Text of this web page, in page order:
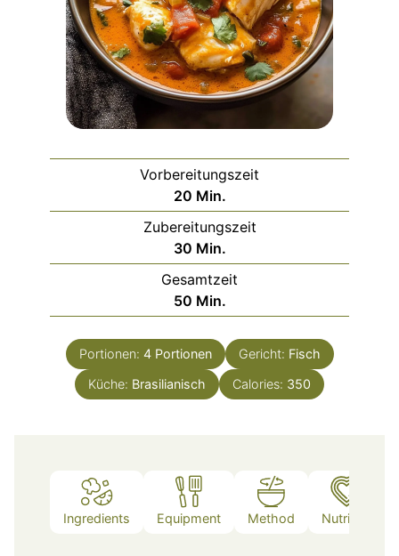
Vorbereitungszeit
20Minuten
Min.
Zubereitungszeit
30Minuten
Min.
Gesamtzeit
50Minuten
Min.
Portionen: 4 Portionen Gericht: Fisch
Küche: Brasilianisch Calories: 350
Ingredients Equipment Method Nutrition